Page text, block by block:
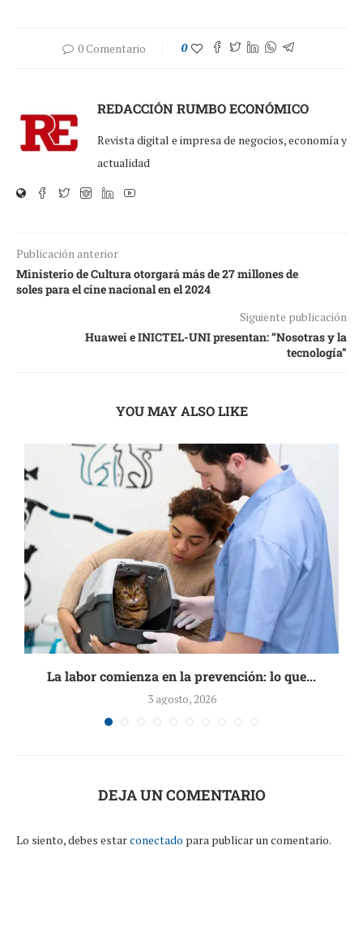
0 Comentario 0
REDACCIÓN RUMBO ECONÓMICO
Revista digital e impresa de negocios, economía y
actualidad
Publicación anterior
Ministerio de Cultura otorgará más de 27 millones de
soles para el cine nacional en el 2024
Siguiente publicación
Huawei e INICTEL-UNI presentan: “Nosotras y la
tecnología”
YOU MAY ALSO LIKE
La labor comienza en la prevención: lo que...
3 agosto, 2026
DEJA UN COMENTARIO
Lo siento, debes estarconectado para publicar un comentario.